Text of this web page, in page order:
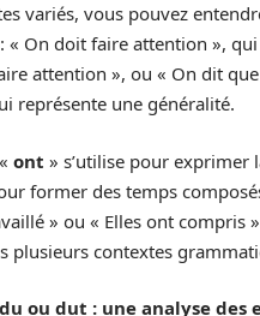
variés, vous pouvez
« On doit faire attention »,
attention », ou « On dit
représente une généralité.
ont » s’utilise pour exprimer
former des temps
» ou « Elles ont compris
plusieurs contextes
ou dut : une analyse des